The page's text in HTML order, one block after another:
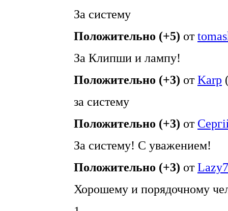
За систему
Положительно (+5) от
За Клипши и лампу!
Положительно (+3) отKarp
за систему
Положительно (+3) от
За систему! С уважением!
Положительно (+3) от
Хорошему и порядочному